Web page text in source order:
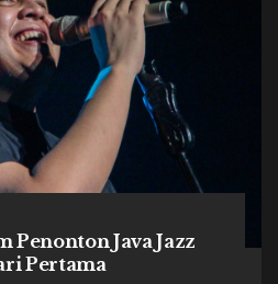
Java Jazz
Pertama